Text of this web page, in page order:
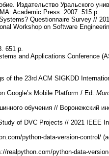
Издательство Уральского
Academic Press. 2007. 515 p.
Questionnaire Survey //
Workshop on Software
651 p.
and Applications Conference
of the 23rd ACM SIGKDD
Google’s Mobile Platform / Ed.
обучения // Воронежский
of DVC Projects // 2021 IEEE
python-data-version-control/
realpython.com/python-data-